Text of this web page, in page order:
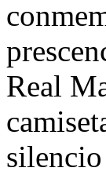
Real